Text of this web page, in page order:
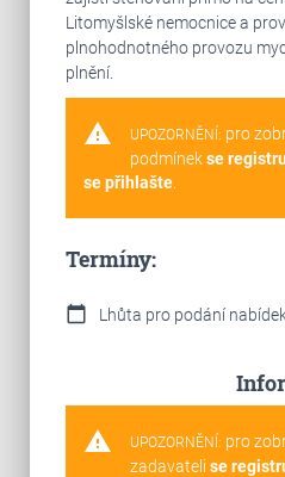
Litomyšlské nemocnice a
plnohodnotného provozu
plnění.
warning UPOZORNĚNÍ: pro
podmínekse
se přihlašte.
Termíny:
calendar_today Lhůta pro podání
warning UPOZORNĚNÍ: pro
zadavateli se